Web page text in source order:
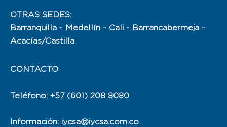
OTRAS SEDES:
Barranquilla - Medellín - Cali - Barrancabermeja -
Acacías/Castilla
CONTACTO
Teléfono: +57 (601) 208 8080
Información: iycsa@iycsa.com.co